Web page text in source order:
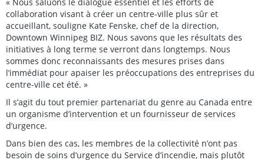
collaboration visant à créer un centre-ville plus sûr et
accueillant, souligne Kate Fenske, chef de la direction,
Downtown Winnipeg BIZ. Nous savons que les résultats des
initiatives à long terme se verront dans longtemps. Nous
sommes donc reconnaissants des mesures prises dans
l’immédiat pour apaiser les préoccupations des entreprises du
centre-ville cet été. »
Il s’agit du tout premier partenariat du genre au Canada entre
un organisme d’intervention et un fournisseur de services
d’urgence.
Dans bien des cas, les membres de la collectivité n’ont pas
besoin de soins d’urgence du Service d’incendie, mais plutôt